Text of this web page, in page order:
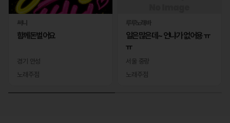
써니
함께돈벌어요
경기 안성
노래주점
루루노래바
일은많은데~ 언냐가 없어용 ㅠ
ㅠ
서울 중랑
노래주점